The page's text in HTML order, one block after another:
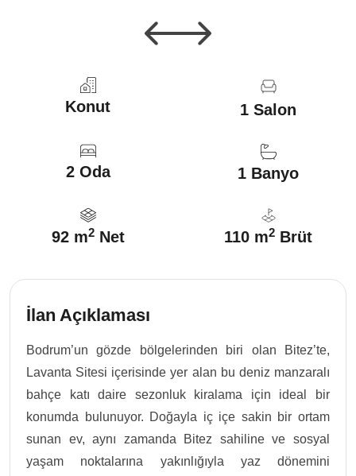
Konut 1 Salon
2 Oda 1 Banyo
92 m2Net 110 m2 Brüt
İlan Açıklaması
Bodrum’un gözde bölgelerinden biri olan Bitez’te,
Lavanta Sitesi içerisinde yer alan bu deniz manzaralı
bahçe katı daire sezonluk kiralama için ideal bir
konumda bulunuyor. Doğayla iç içe sakin bir ortam
sunan ev, aynı zamanda Bitez sahiline ve sosyal
yaşam noktalarına yakınlığıyla yaz dönemini